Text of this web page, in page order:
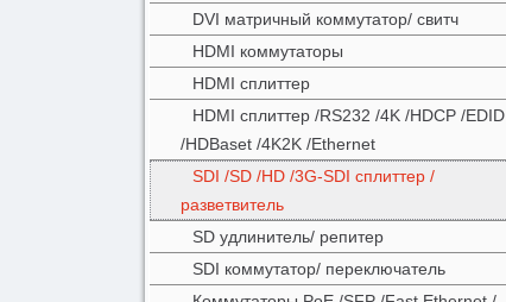
DVI матричный коммутатор/ свитч
HDMI коммутаторы
HDMI сплиттер
HDMI сплиттер /RS232 /4K /HDCP /EDID
/HDBaset /4K2K /Ethernet
SDI /SD /HD /3G-SDI сплиттер /
разветвитель
SD удлинитель/ репитер
SDI коммутатор/ переключатель